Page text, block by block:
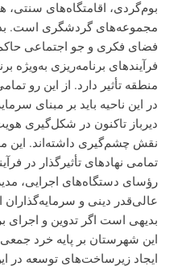
بوم‌گردی، اقامتگاه‌های سنتی،
مجموعه‌های گردشگری است.
فضای فکری و جو اجتماعی
فرآیندهای برنامه‌ریزی به‌ویژه
منطقه تأثیر دارد. از این رو
در این ناحیه باید بر مبنای
دیرباز تاکنون در شکل‌گیری
نقش چشم‌گیری داشته‌اند. این
تمامی نهادهای تأثیرگذار در
رؤسای دستگاه‌های اجرایی،
عالی‌قدر دینی و
بدیهی است اگر تدوین و اجرای
این شهرستان بر پایه خرد
ایجاد زیرساخت‌های توسعه در